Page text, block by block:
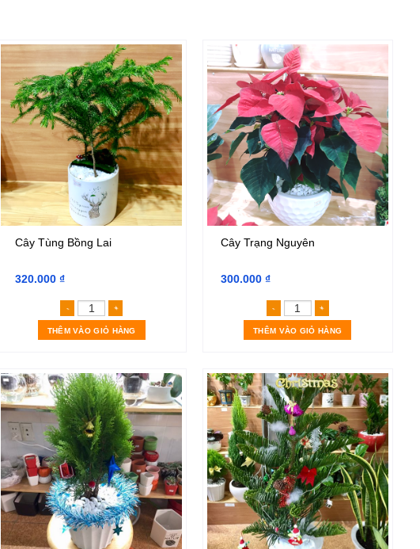
thuỷ sinh số lượng
Cây Tùng Bồng Lai
320.000 ₫
Cây Tùng Bồng Lai số lượng
THÊM VÀO GIỎ HÀNG
Cây Trạng Nguyên
300.000₫
Cây Trạng Nguyên số
THÊM VÀO GIỎ HÀNG